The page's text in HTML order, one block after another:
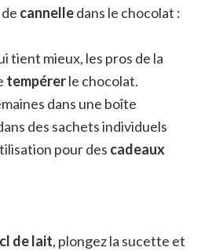
cannelledans le chocolat :
tient mieux, les pros de la
tempérerle chocolat.
dans une boîte
des sachets individuels
pour des cadeaux
de lait, plongez la sucette et